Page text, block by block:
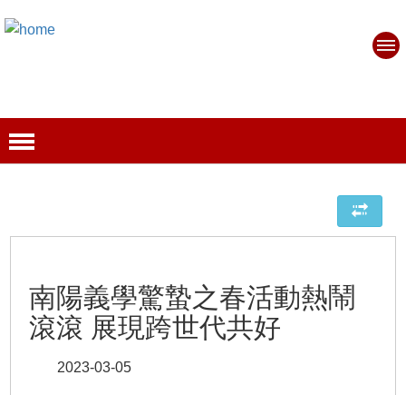
南陽義學驚蟄之春活動熱鬧
滾滾 展現跨世代共好
2023-03-05